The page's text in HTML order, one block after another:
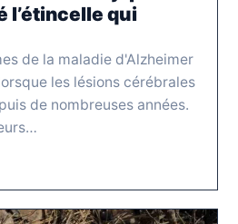
l’étincelle qui
de la maladie d'Alzheimer
les lésions cérébrales
de nombreuses années.